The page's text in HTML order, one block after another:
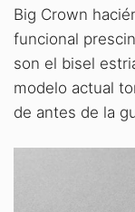
Big Crown
funcional
son el bisel
modelo actual
de antes de la